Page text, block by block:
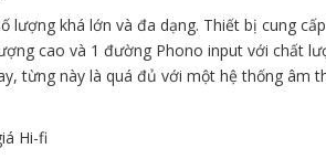
khá lớn và đa dạng. Thiết bị cung
cao và 1 đường Phono input với chất
từng này là quá đủ với một hệ thống âm